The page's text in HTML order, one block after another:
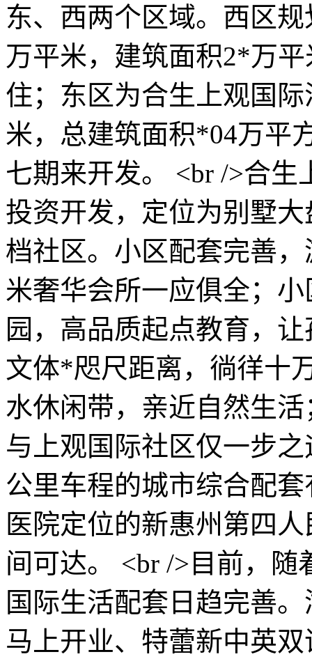
东、西两个区域。西区
万平米，建筑面积2*万
住；东区为合生上观国
米，总建筑面积*04万平
七期来开发。 <br />合
投资开发，定位为别墅
档社区。小区配套完善
米奢华会所一应俱全；
园，高品质起点教育，
文体*咫尺距离，徜徉十
水休闲带，亲近自然生
与上观国际社区仅一步
公里车程的城市综合配
医院定位的新惠州第四
间可达。 <br />目前，
国际生活配套日趋完善
马上开业、特蕾新中英